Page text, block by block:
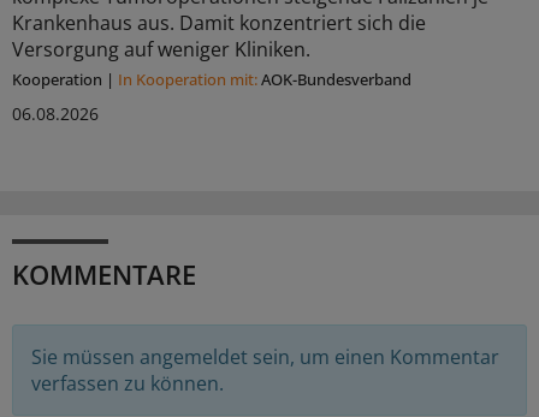
Krankenhaus aus. Damit konzentriert sich die
Versorgung auf weniger Kliniken.
Kooperation | In Kooperation mit:AOK-Bundesverband
06.08.2026
KOMMENTARE
Sie müssen angemeldet sein, um einen Kommentar
verfassen zu können.